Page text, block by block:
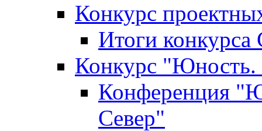
Конкурс
Итоги конкурса
Конкурс "Юность.
Конференция
Север"